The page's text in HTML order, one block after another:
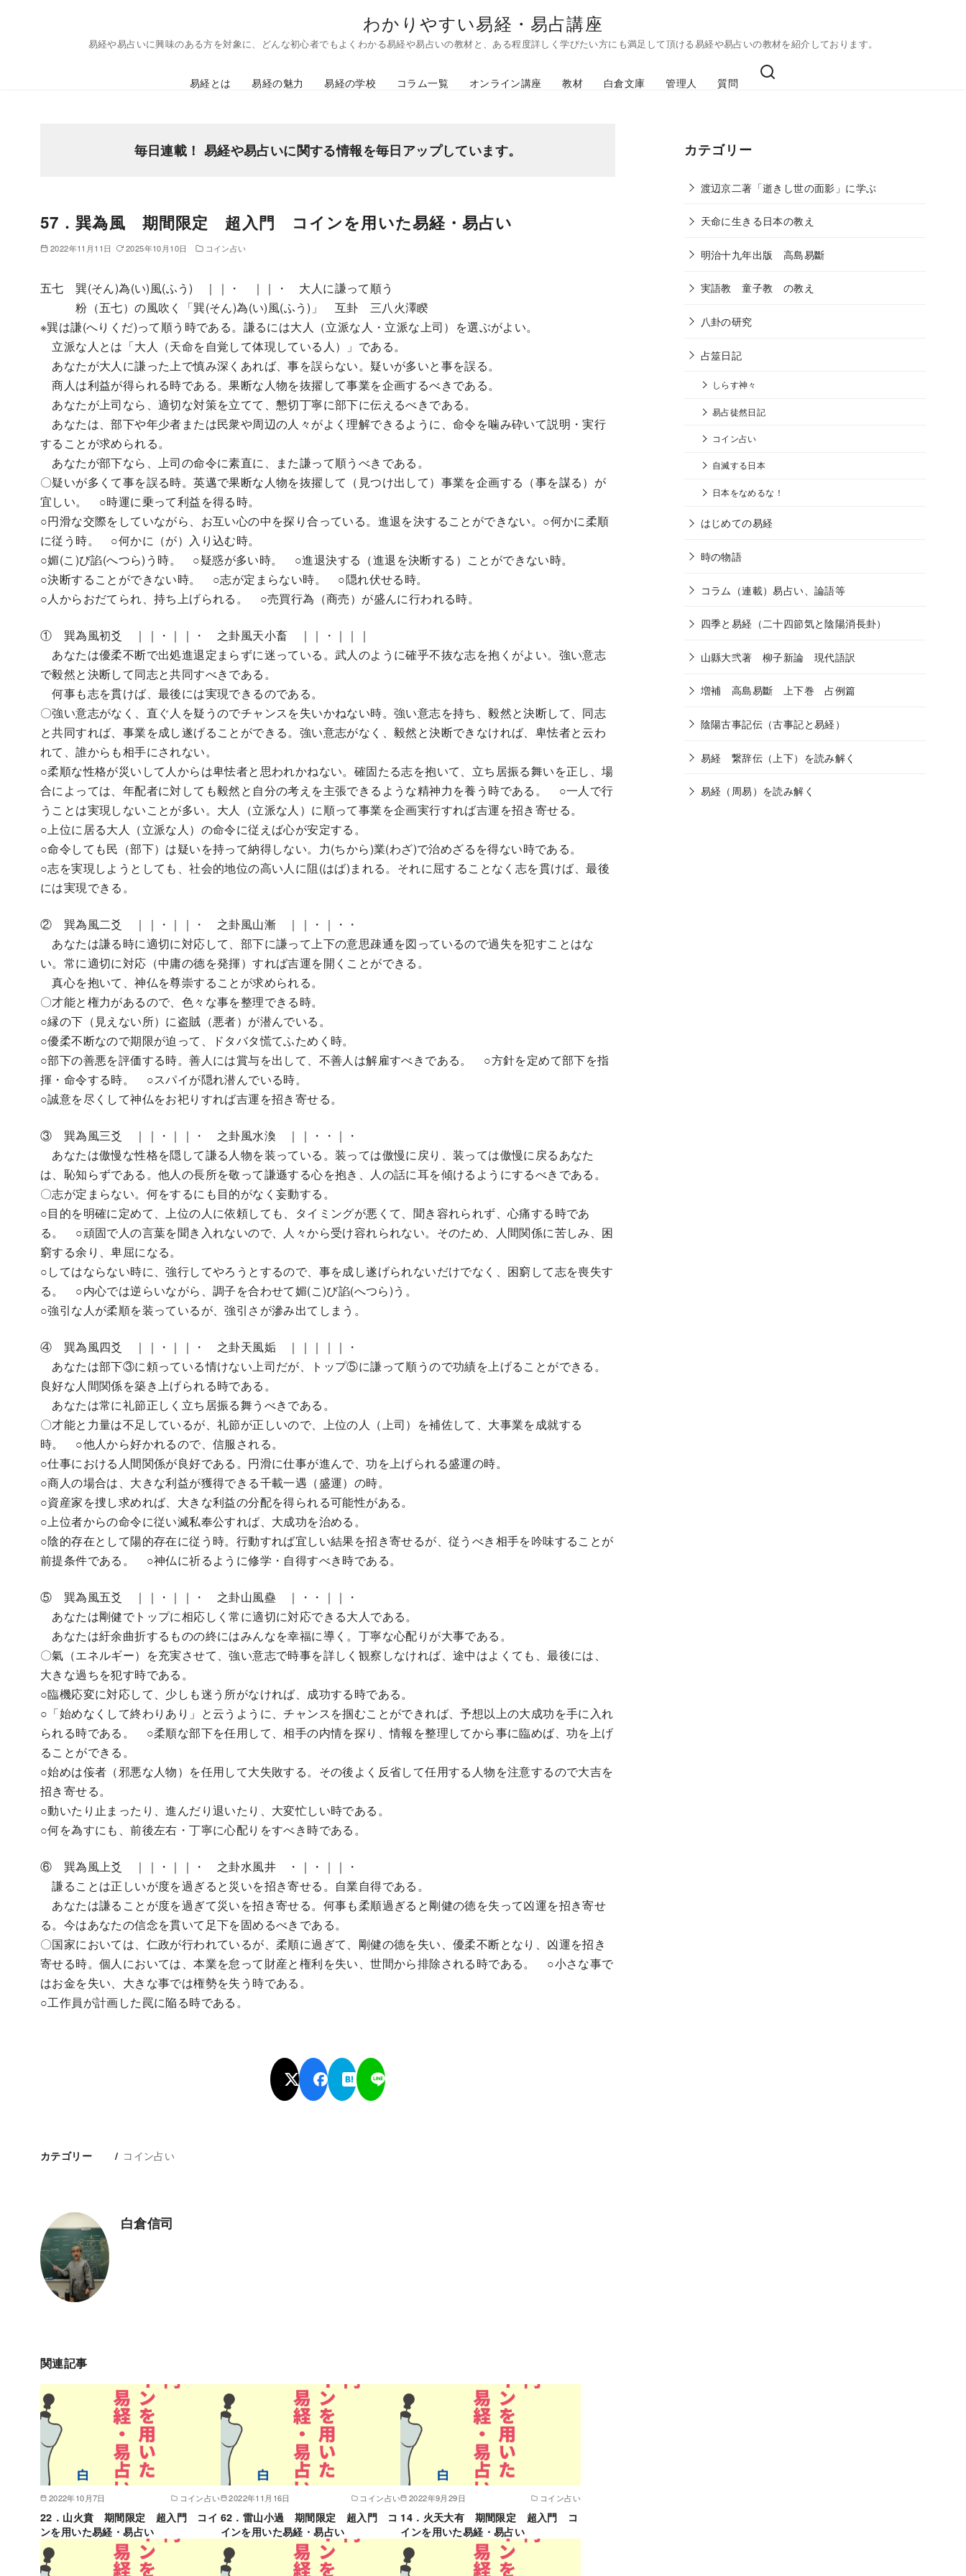
わかりやすい易経・易占講座
易経や易占いに興味のある方を対象に、どんな初心者でもよくわかる易経や易占いの教材と、ある程度詳しく学びたい方にも満足して頂ける易経や易占いの教材を紹介しております。
易経とは 易経の魅力 易経の学校 コラム一覧 オンライン講座 教材 白倉文庫 管理人 質問
毎日連載！ 易経や易占いに関する情報を毎日アップしています。
57．巽為風 期間限定 超入門 コインを用いた易経・易占い
2022年11月11日 2025年10月10日 コイン占い
五七 巽(そん)為(い)風(ふう) ｜｜・ ｜｜・ 大人に謙って順う
粉（五七）の風吹く「巽(そん)為(い)風(ふう)」 互卦 三八火澤睽
※巽は謙(へりくだ)って順う時である。謙るには大人（立派な人・立派な上司）を選ぶがよい。
立派な人とは「大人（天命を自覚して体現している人）」である。
あなたが大人に謙った上で慎み深くあれば、事を誤らない。疑いが多いと事を誤る。
商人は利益が得られる時である。果断な人物を抜擢して事業を企画するべきである。
あなたが上司なら、適切な対策を立てて、懇切丁寧に部下に伝えるべきである。
あなたは、部下や年少者または民衆や周辺の人々がよく理解できるように、命令を噛み砕いて説明・実行
することが求められる。
あなたが部下なら、上司の命令に素直に、また謙って順うべきである。
〇疑いが多くて事を誤る時。英邁で果断な人物を抜擢して（見つけ出して）事業を企画する（事を謀る）が
宜しい。 ○時運に乗って利益を得る時。
○円滑な交際をしていながら、お互い心の中を探り合っている。進退を決することができない。○何かに柔順
に従う時。 ○何かに（が）入り込む時。
○媚(こ)び諂(へつら)う時。 ○疑惑が多い時。 ○進退決する（進退を決断する）ことができない時。
○決断することができない時。 ○志が定まらない時。 ○隠れ伏せる時。
○人からおだてられ、持ち上げられる。 ○売買行為（商売）が盛んに行われる時。
① 巽為風初爻 ｜｜・｜｜・ 之卦風天小畜 ｜｜・｜｜｜
あなたは優柔不断で出処進退定まらずに迷っている。武人のように確乎不抜な志を抱くがよい。強い意志
で毅然と決断して同志と共同すべきである。
何事も志を貫けば、最後には実現できるのである。
〇強い意志がなく、直ぐ人を疑うのでチャンスを失いかねない時。強い意志を持ち、毅然と決断して、同志
と共同すれば、事業を成し遂げることができる。強い意志がなく、毅然と決断できなければ、卑怯者と云わ
れて、誰からも相手にされない。
○柔順な性格が災いして人からは卑怯者と思われかねない。確固たる志を抱いて、立ち居振る舞いを正し、場
合によっては、年配者に対しても毅然と自分の考えを主張できるような精神力を養う時である。 ○一人で行
うことは実現しないことが多い。大人（立派な人）に順って事業を企画実行すれば吉運を招き寄せる。
○上位に居る大人（立派な人）の命令に従えば心が安定する。
○命令しても民（部下）は疑いを持って納得しない。力(ちから)業(わざ)で治めざるを得ない時である。
○志を実現しようとしても、社会的地位の高い人に阻(はば)まれる。それに屈することなく志を貫けば、最後
には実現できる。
② 巽為風二爻 ｜｜・｜｜・ 之卦風山漸 ｜｜・｜・・
あなたは謙る時に適切に対応して、部下に謙って上下の意思疎通を図っているので過失を犯すことはな
い。常に適切に対応（中庸の德を発揮）すれば吉運を開くことができる。
真心を抱いて、神仏を尊崇することが求められる。
〇才能と権力があるので、色々な事を整理できる時。
○縁の下（見えない所）に盗賊（悪者）が潜んでいる。
○優柔不断なので期限が迫って、ドタバタ慌てふためく時。
○部下の善悪を評価する時。善人には賞与を出して、不善人は解雇すべきである。 ○方針を定めて部下を指
揮・命令する時。 ○スパイが隠れ潜んでいる時。
○誠意を尽くして神仏をお祀りすれば吉運を招き寄せる。
③ 巽為風三爻 ｜｜・｜｜・ 之卦風水渙 ｜｜・・｜・
あなたは傲慢な性格を隠して謙る人物を装っている。装っては傲慢に戻り、装っては傲慢に戻るあなた
は、恥知らずである。他人の長所を敬って謙遜する心を抱き、人の話に耳を傾けるようにするべきである。
〇志が定まらない。何をするにも目的がなく妄動する。
○目的を明確に定めて、上位の人に依頼しても、タイミングが悪くて、聞き容れられず、心痛する時であ
る。 ○頑固で人の言葉を聞き入れないので、人々から受け容れられない。そのため、人間関係に苦しみ、困
窮する余り、卑屈になる。
○してはならない時に、強行してやろうとするので、事を成し遂げられないだけでなく、困窮して志を喪失す
る。 ○内心では逆らいながら、調子を合わせて媚(こ)び諂(へつら)う。
○強引な人が柔順を装っているが、強引さが滲み出てしまう。
④ 巽為風四爻 ｜｜・｜｜・ 之卦天風姤 ｜｜｜｜｜・
あなたは部下③に頼っている情けない上司だが、トップ⑤に謙って順うので功績を上げることができる。
良好な人間関係を築き上げられる時である。
あなたは常に礼節正しく立ち居振る舞うべきである。
〇才能と力量は不足しているが、礼節が正しいので、上位の人（上司）を補佐して、大事業を成就する
時。 ○他人から好かれるので、信服される。
○仕事における人間関係が良好である。円滑に仕事が進んで、功を上げられる盛運の時。
○商人の場合は、大きな利益が獲得できる千載一遇（盛運）の時。
○資産家を捜し求めれば、大きな利益の分配を得られる可能性がある。
○上位者からの命令に従い滅私奉公すれば、大成功を治める。
○陰的存在として陽的存在に従う時。行動すれば宜しい結果を招き寄せるが、従うべき相手を吟味することが
前提条件である。 ○神仏に祈るように修学・自得すべき時である。
⑤ 巽為風五爻 ｜｜・｜｜・ 之卦山風蠱 ｜・・｜｜・
あなたは剛健でトップに相応しく常に適切に対応できる大人である。
あなたは紆余曲折するものの終にはみんなを幸福に導く。丁寧な心配りが大事である。
〇氣（エネルギー）を充実させて、強い意志で時事を詳しく観察しなければ、途中はよくても、最後には、
大きな過ちを犯す時である。
○臨機応変に対応して、少しも迷う所がなければ、成功する時である。
○「始めなくして終わりあり」と云うように、チャンスを掴むことができれば、予想以上の大成功を手に入れ
られる時である。 ○柔順な部下を任用して、相手の内情を探り、情報を整理してから事に臨めば、功を上げ
ることができる。
○始めは侫者（邪悪な人物）を任用して大失敗する。その後よく反省して任用する人物を注意するので大吉を
招き寄せる。
○動いたり止まったり、進んだり退いたり、大変忙しい時である。
○何を為すにも、前後左右・丁寧に心配りをすべき時である。
⑥ 巽為風上爻 ｜｜・｜｜・ 之卦水風井 ・｜・｜｜・
謙ることは正しいが度を過ぎると災いを招き寄せる。自業自得である。
あなたは謙ることが度を過ぎて災いを招き寄せる。何事も柔順過ぎると剛健の徳を失って凶運を招き寄せ
る。今はあなたの信念を貫いて足下を固めるべきである。
〇国家においては、仁政が行われているが、柔順に過ぎて、剛健の德を失い、優柔不断となり、凶運を招き
寄せる時。個人においては、本業を怠って財産と権利を失い、世間から排除される時である。 ○小さな事で
はお金を失い、大きな事では権勢を失う時である。
○工作員が計画した罠に陥る時である。
カテゴリー コイン占い
白倉信司
関連記事
2022年10月7日 コイン占い
22．山火賁 期間限定 超入門 コイ
ンを用いた易経・易占い
2022年11月16日 コイン占い
62．雷山小過 期間限定 超入門 コ
インを用いた易経・易占い
2022年9月29日 コイン占い
14．火天大有 期間限定 超入門 コ
インを用いた易経・易占い
カテゴリー
渡辺京二著「逝きし世の面影」に学ぶ
天命に生きる日本の教え
明治十九年出版 高島易斷
実語教 童子教 の教え
八卦の研究
占筮日記
しらす神々
易占徒然日記
コイン占い
自滅する日本
日本をなめるな！
はじめての易経
時の物語
コラム（連載）易占い、論語等
四季と易経（二十四節気と陰陽消長卦）
山縣大弐著 柳子新論 現代語訳
増補 高島易斷 上下巻 占例篇
陰陽古事記伝（古事記と易経）
易経 繋辞伝（上下）を読み解く
易経（周易）を読み解く